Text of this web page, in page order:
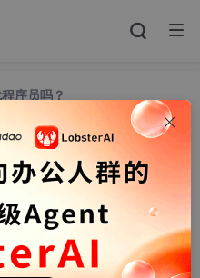
序员吗？
程序员吗？
的话题，现在再谈多少有
大模型进行实际开发的体验，